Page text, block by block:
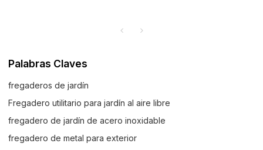
Palabras Claves
fregaderos de jardín
Fregadero utilitario para jardín al aire libre
fregadero de jardín de acero inoxidable
fregadero de metal para exterior